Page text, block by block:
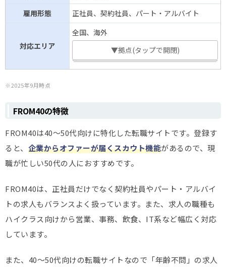
雇用形態
正社員、契約社員、パート・アルバイト
対応エリア
全国、海外
▼拠点(タップで開閉)
※2025年9月時点
FROM40の特徴
FROM40は40～50代向けに特化した転職サイトです。登録す
ると、 企業からオファーが届くスカウト機能があるので、現
職が忙しい50代の人におすすめです。
FROM40は、正社員だけでなく契約社員やパート・アルバイ
トの求人もバランスよく扱っています。また、求人の職種も
ハイクラス向けから営業、事務、飲食、IT系など幅広く対応
しています。
また、40～50代向けの転職サイトなので「年齢不問」の求人